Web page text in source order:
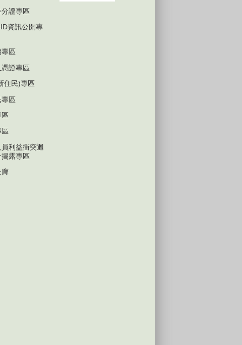
分證專區
資訊公開專
專區
憑證專區
住民)專區
專區
區
區
利益衝突迴
露專區
廊